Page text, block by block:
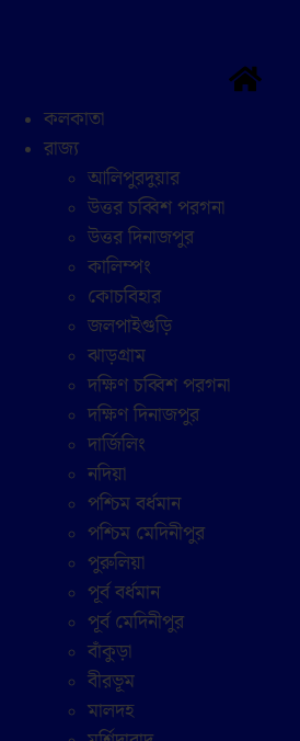
কলকাতা
রাজ্য
আলিপুরদুয়ার
উত্তর চব্বিশ পরগনা
উত্তর দিনাজপুর
কালিম্পং
কোচবিহার
জলপাইগুড়ি
ঝাড়গ্রাম
দক্ষিণ চব্বিশ পরগনা
দক্ষিণ দিনাজপুর
দার্জিলিং
নদিয়া
পশ্চিম বর্ধমান
পশ্চিম মেদিনীপুর
পুরুলিয়া
পূর্ব বর্ধমান
পূর্ব মেদিনীপুর
বাঁকুড়া
বীরভূম
মালদহ